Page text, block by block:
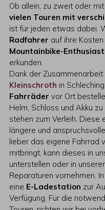
Ob allein, zu zweit oder
vielen Touren mit
ist für jeden etwas dabei.
Radfahrer auf ihre
Mountainbike-
erkunden.
Dank der
Kleinschroth in
Fahrrädervor Ort
Helm, Schloss und Akku
stehen zum Verleih. Diese
längere und
lieber das eigene Fahrrad
mitbringt, kann dieses in
unterstellen oder in unserer
Reparaturen vornehmen.
eine E-Ladestation zur
Verfügung. Für die